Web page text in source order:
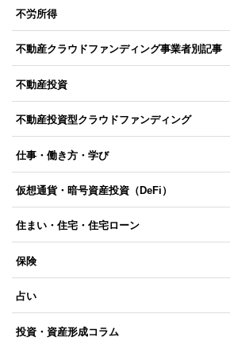
不労所得
不動産クラウドファンディング事業者別記事
不動産投資
不動産投資型クラウドファンディング
仕事・働き方・学び
仮想通貨・暗号資産投資（DeFi）
住まい・住宅・住宅ローン
保険
占い
投資・資産形成コラム